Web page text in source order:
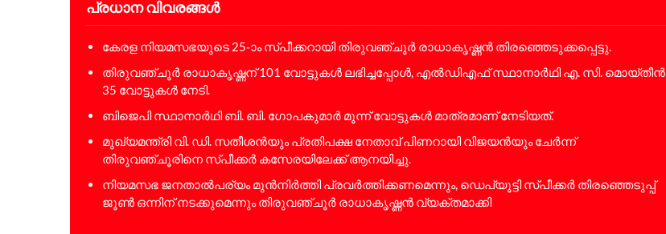
പ്രധാന വിവരങ്ങൾ
കേരള നിയമസഭയുടെ 25-ാം സ്പീക്കറായി തി​രു​വ​ഞ്ചൂ​ർ രാ​ധാ​കൃ​ഷ്ണ​ൻ തിരഞ്ഞെടുക്കപ്പെട്ടു.
തിരുവഞ്ചൂർ രാധാകൃഷ്ണന് 101 വോട്ടുകൾ ലഭിച്ചപ്പോൾ, എൽഡിഎഫ് സ്ഥാനാർഥി എ. സി. മൊയ്തീൻ
35 വോട്ടുകൾ നേടി.
ബിജെപി സ്ഥാനാർഥി ബി. ബി. ഗോപകുമാർ മൂന്ന് വോട്ടുകൾ മാത്രമാണ് നേടിയത്.
മുഖ്യമന്ത്രി വി. ഡി. സതീശൻയും പ്രതിപക്ഷ നേതാവ് പിണറായി വിജയൻയും ചേർന്ന്
തിരുവഞ്ചൂരിനെ സ്പീക്കർ കസേരയിലേക്ക് ആനയിച്ചു.
നിയമസഭ ജനതാൽപര്യം മുൻനിർത്തി പ്രവർത്തിക്കണമെന്നും, ഡെപ്യൂട്ടി സ്പീക്കർ തിരഞ്ഞെടുപ്പ്
ജൂൺ ഒന്നിന് നടക്കുമെന്നും തിരുവഞ്ചൂർ രാധാകൃഷ്ണൻ വ്യക്തമാക്കി